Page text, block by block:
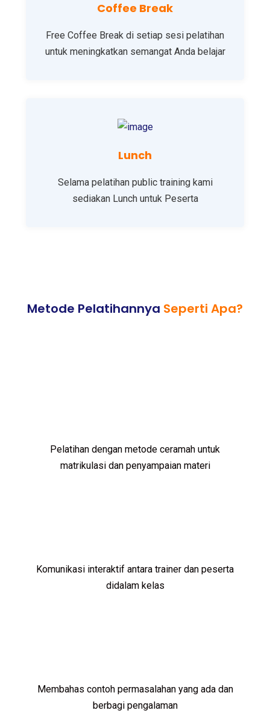
Coffee Break
Free Coffee Break di setiap sesi pelatihan
untuk meningkatkan semangat Anda belajar
Lunch
Selama pelatihan public training kami
sediakan Lunch untuk Peserta
Metode Pelatihannya Seperti Apa?
Pelatihan dengan metode ceramah untuk
matrikulasi dan penyampaian materi
Komunikasi interaktif antara trainer dan peserta
didalam kelas
Membahas contoh permasalahan yang ada dan
berbagi pengalaman